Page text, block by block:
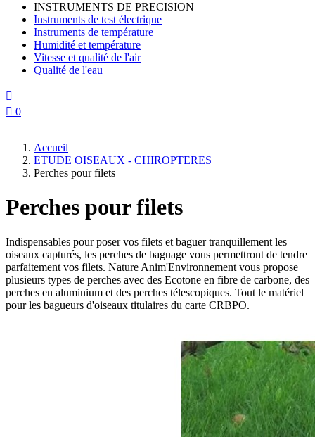
INSTRUMENTS DE PRECISION
Instruments de test électrique
Instruments de température
Humidité et température
Vitesse et qualité de l'air
Qualité de l'eau

 0
Accueil
ETUDE OISEAUX - CHIROPTERES
Perches pour filets
Perches pour filets
Indispensables pour poser vos filets et baguer tranquillement les
oiseaux capturés, les perches de baguage vous permettront de tendre
parfaitement vos filets. Nature Anim'Environnement vous propose
plusieurs types de perches avec des Ecotone en fibre de carbone, des
perches en aluminium et des perches télescopiques. Tout le matériel
pour les bagueurs d'oiseaux titulaires du carte CRBPO.